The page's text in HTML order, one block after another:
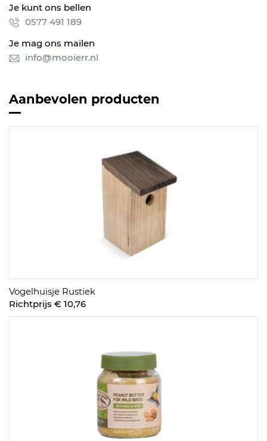
Je kunt ons bellen
0577 491 189
Je mag ons mailen
info@mooierr.nl
Aanbevolen producten
Vogelhuisje Rustiek
Richtprijs € 10,76